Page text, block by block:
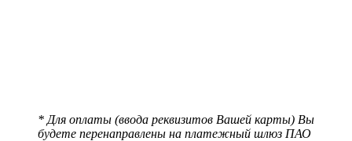
* Для оплаты (ввода реквизитов Вашей карты) Вы
будете перенаправлены на платежный шлюз ПАО